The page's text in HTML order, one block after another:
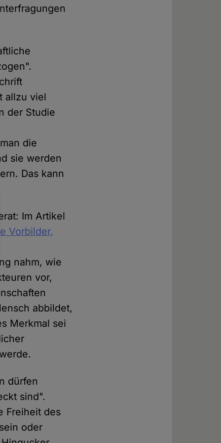
allzu viel
der Studie
die
sie werden
Das kann
Im Artikel
Vorbilder,
nahm, wie
vor,
abbildet,
Merkmal sei
dürfen
sind".
Freiheit des
oder